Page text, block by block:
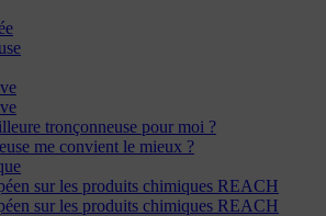
tronçonneuse pour moi ?
me convient le mieux ?
sur les produits chimiques REACH
sur les produits chimiques REACH